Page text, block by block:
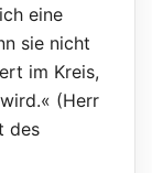
eine
sie nicht
im Kreis,
(Herr
des